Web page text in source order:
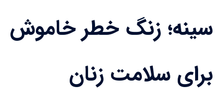
سینه؛ زنگ خطر خاموش
برای سلامت زنان